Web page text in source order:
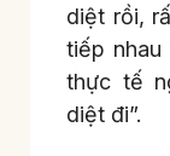
diệt rồi,
tiếp nhau
thực tế
diệt đi”.